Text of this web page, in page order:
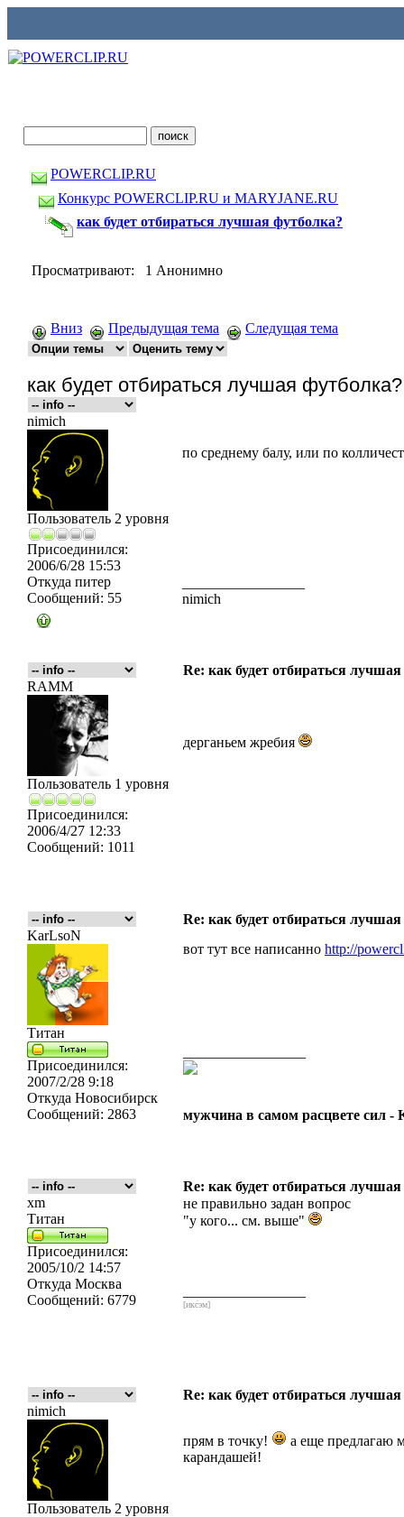
POWERCLIP.RU
Конкурс POWERCLIP.RU и MARYJANE.RU
как будет отбираться лучшая футболка?
Просматривают: 1 Анонимно
Вниз Предыдущая тема Следущая тема
как будет отбираться лучшая футболка?
nimich
Пользователь 2 уровня
Присоединился:
2006/6/28 15:53
Откуда питер
Сообщений: 55
по среднему балу, или по
nimich
Re: как будет отбираться
RAMM
Пользователь 1 уровня
Присоединился:
2006/4/27 12:33
Сообщений: 1011
дерганьем жребия
Re: как будет отбираться
KarLsoN
Титан
Присоединился:
2007/2/28 9:18
Откуда Новосибирск
Сообщений: 2863
вот тут все написанно http://
мужчина в самом расцвете сил -
Re: как будет отбираться
xm
Титан
Присоединился:
2005/10/2 14:57
Откуда Москва
Сообщений: 6779
не правильно задан вопрос
"у кого... см. выше"
[икс́эм]
Re: как будет отбираться
nimich
Пользователь 2 уровня
прям в точку!
а еще предлагаю
карандашей!